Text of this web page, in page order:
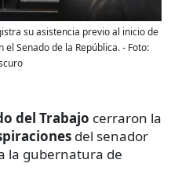
su asistencia previo al inicio de
Senado de la República.- Foto:
del Trabajo cerraron la
del senador
la gubernatura de